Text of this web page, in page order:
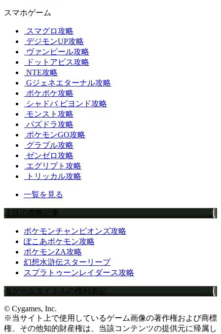
スマホゲーム
スマグロ攻略
デジモンUP攻略
ヴァンピール攻略
ドットアビス攻略
NTE攻略
Gジェネエターナル攻略
ポケポケ攻略
シャドバ ビヨンド攻略
モンスト攻略
パズドラ攻略
ポケモンGO攻略
グラブル攻略
ゼンゼロ攻略
エグリプト攻略
トリッカル攻略
一覧を見る
注目の攻略記事
ポケモンチャンピオンズ攻略
ぽこあポケモン攻略
ポケモンZA攻略
幻想水滸伝スターリープ
スプラトゥーンレイダース攻略
当ゲームタイトルの権利表記
© Cygames, Inc.
※当サイト上で使用しているゲーム画像の著作権および商標
権、その他知的財産権は、当該コンテンツの提供元に帰属し